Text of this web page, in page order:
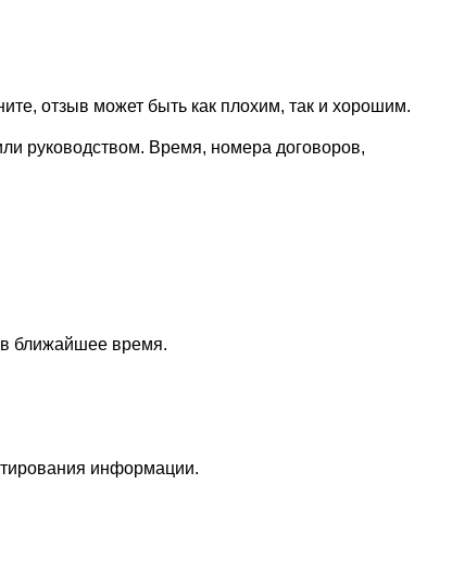
отзыв может быть как плохим, так и хорошим.
руководством. Время, номера договоров,
в ближайшее время.
информации.